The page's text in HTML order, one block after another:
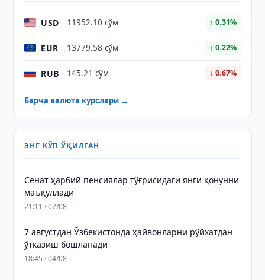
USD 11952.10 сўм ↑ 0.31%
EUR 13779.58 сўм ↑ 0.22%
RUB 145.21 сўм ↓ 0.67%
Барча валюта курслари →
ЭНГ КЎП ЎҚИЛГАН
Сенат ҳарбий пенсиялар тўғрисидаги янги қонунни
маъқуллади
21:11 · 07/08
7 августдан Ўзбекистонда ҳайвонларни рўйхатдан
ўтказиш бошланади
18:45 · 04/08